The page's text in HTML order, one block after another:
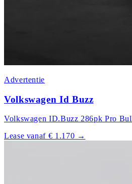
Advertentie
Volkswagen Id Buzz
Volkswagen ID.Buzz 286pk Pro
Lease vanaf € 1.170 →